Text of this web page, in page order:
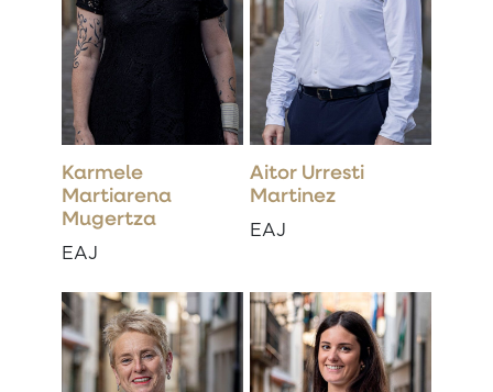
Karmele
Martiarena
Mugertza
EAJ
Aitor Urresti
Martinez
EAJ